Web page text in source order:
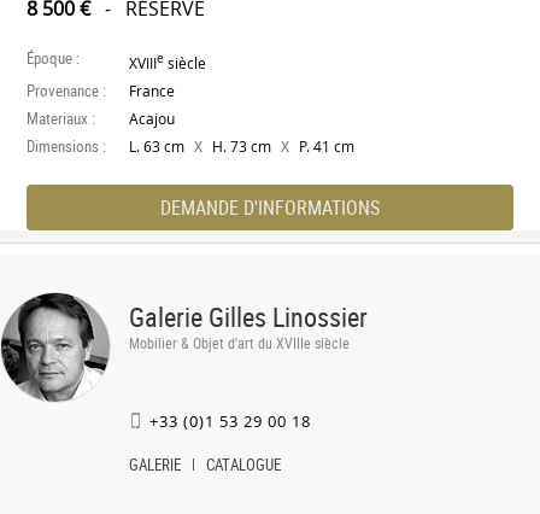
8 500 €- RÉSERVÉ
Époque : XVIIIe siècle
Provenance : France
Materiaux : Acajou
Dimensions : L. 63 cm X H. 73 cm X P. 41 cm
DEMANDE D'INFORMATIONS
Galerie Gilles Linossier
Mobilier & Objet d'art du XVIIIe siècle
+33 (0)1 53 29 00 18
GALERIE CATALOGUE